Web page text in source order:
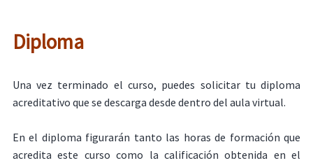
Diploma
Una vez terminado el curso, puedes solicitar tu diploma
acreditativo que se descarga desde dentro del aula virtual.
En el diploma figurarán tanto las horas de formación que
acredita este curso como la calificación obtenida en el